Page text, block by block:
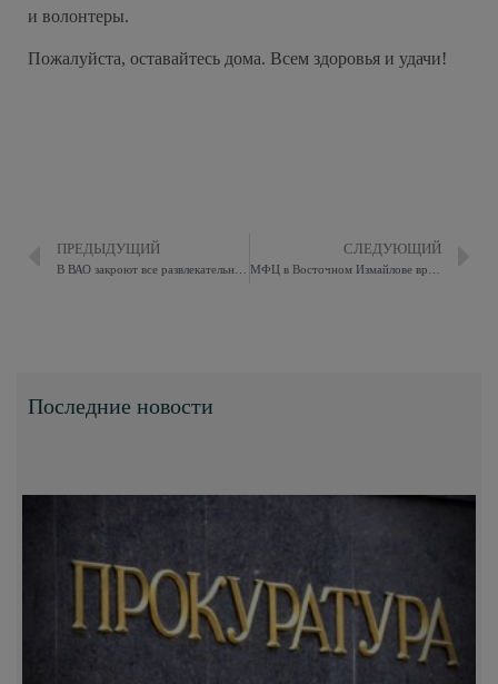
и волонтеры.
Пожалуйста, оставайтесь дома. Всем здоровья и удачи!
ПРЕДЫДУЩИЙ СЛЕДУЮЩИЙ
Последние новости